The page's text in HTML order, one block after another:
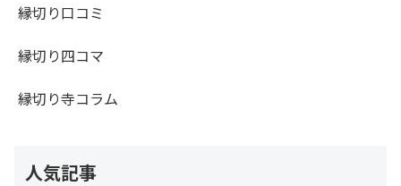
縁切り口コミ
縁切り四コマ
縁切り寺コラム
人気記事